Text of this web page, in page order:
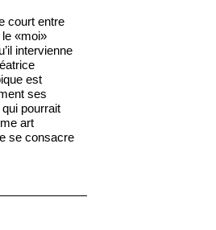
court entre
«moi»
intervienne
est
ses
pourrait
art
se consacre